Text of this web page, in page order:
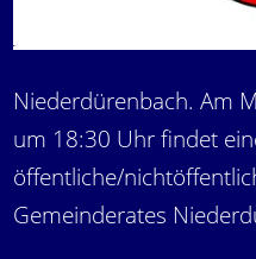
Niederdürenbach. Am
um 18:30 Uhr findet
öffentliche/
Gemeinderates